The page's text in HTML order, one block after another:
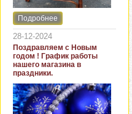
Интернет-магазин "Кровать
и диван" представляет
новинки стульев и кресел
для дачи. В ассортименте
представлены как
бюджетные модели из
пластика для дачи, так и
кресла для загородных
домов из натурального и
искусственного ротанга.
Подробнее
28-12-2024
Поздравляем с Новым
годом ! График работы
нашего магазина в
праздники.